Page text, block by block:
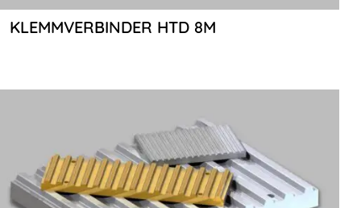
KLEMMVERBINDER HTD 8M